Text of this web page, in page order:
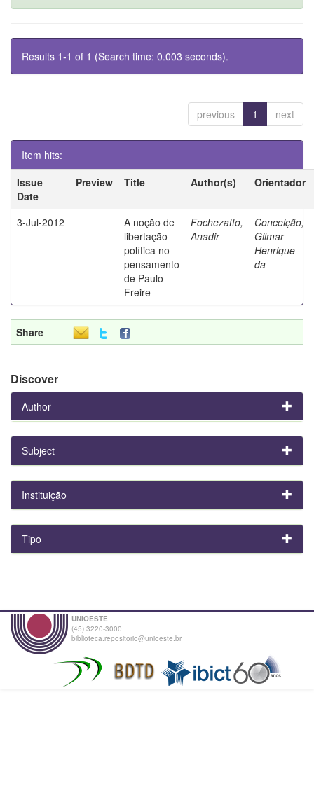
Results 1-1 of 1 (Search time: 0.003 seconds).
previous 1 next
Item hits:
Issue
Date
Preview Title Author(s) Orientador
3-Jul-2012
A noção de
libertação
política no
pensamento
de Paulo
Freire
Fochezatto,
Anadir
Conceição,
Gilmar
Henrique
da
Share
Discover
Author
Subject
Instituição
Tipo
UNIOESTE
(45) 3220-3000
biblioteca.repositorio@unioeste.br